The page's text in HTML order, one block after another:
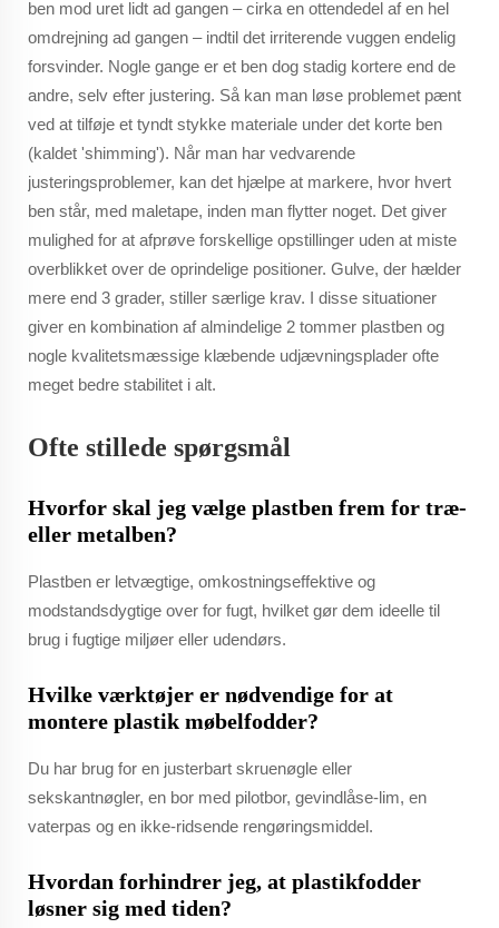
ben mod uret lidt ad gangen – cirka en ottendedel af en hel
omdrejning ad gangen – indtil det irriterende vuggen endelig
forsvinder. Nogle gange er et ben dog stadig kortere end de
andre, selv efter justering. Så kan man løse problemet pænt
ved at tilføje et tyndt stykke materiale under det korte ben
(kaldet 'shimming'). Når man har vedvarende
justeringsproblemer, kan det hjælpe at markere, hvor hvert
ben står, med maletape, inden man flytter noget. Det giver
mulighed for at afprøve forskellige opstillinger uden at miste
overblikket over de oprindelige positioner. Gulve, der hælder
mere end 3 grader, stiller særlige krav. I disse situationer
giver en kombination af almindelige 2 tommer plastben og
nogle kvalitetsmæssige klæbende udjævningsplader ofte
meget bedre stabilitet i alt.
Ofte stillede spørgsmål
Hvorfor skal jeg vælge plastben frem for træ-
eller metalben?
Plastben er letvægtige, omkostningseffektive og
modstandsdygtige over for fugt, hvilket gør dem ideelle til
brug i fugtige miljøer eller udendørs.
Hvilke værktøjer er nødvendige for at
montere plastik møbelfodder?
Du har brug for en justerbart skruenøgle eller
sekskantnøgler, en bor med pilotbor, gevindlåse-lim, en
vaterpas og en ikke-ridsende rengøringsmiddel.
Hvordan forhindrer jeg, at plastikfodder
løsner sig med tiden?